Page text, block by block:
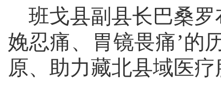
班戈县副县长巴桑
娩忍痛、胃镜畏痛’的
原、助力藏北县域医